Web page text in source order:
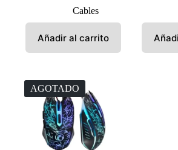
Cables
Añadir al carrito
AGOTADO